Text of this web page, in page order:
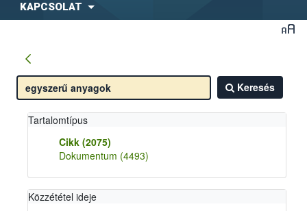
KAPCSOLAT
Keresés
Tartalomtípus
Cikk (2075)
Dokumentum (4493)
Közzététel ideje